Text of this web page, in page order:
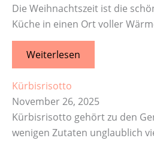
Die Weihnachtszeit ist die
Küche in einen Ort voller
Weiterlesen
Kürbisrisotto
November 26, 2025
Kürbisrisotto gehört zu den
wenigen Zutaten unglaublich